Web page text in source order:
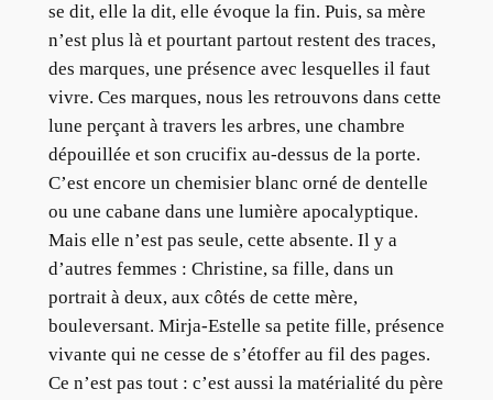
se dit, elle la dit, elle évoque la fin. Puis, sa mère
n’est plus là et pourtant partout restent des traces,
des marques, une présence avec lesquelles il faut
vivre. Ces marques, nous les retrouvons dans cette
lune perçant à travers les arbres, une chambre
dépouillée et son crucifix au-dessus de la porte.
C’est encore un chemisier blanc orné de dentelle
ou une cabane dans une lumière apocalyptique.
Mais elle n’est pas seule, cette absente. Il y a
d’autres femmes : Christine, sa fille, dans un
portrait à deux, aux côtés de cette mère,
bouleversant. Mirja-Estelle sa petite fille, présence
vivante qui ne cesse de s’étoffer au fil des pages.
Ce n’est pas tout : c’est aussi la matérialité du père